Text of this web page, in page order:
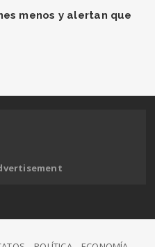
menos y alertan que